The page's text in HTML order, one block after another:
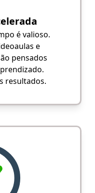
é valioso.
e
pensados
resultados.